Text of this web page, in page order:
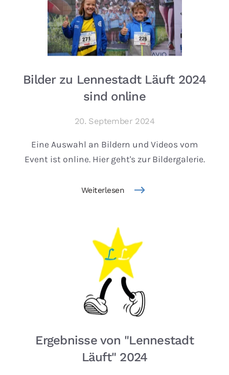
Bilder zu Lennestadt Läuft 2024
sind online
20. September 2024
Eine Auswahl an Bildern und Videos vom
Event ist online. Hier geht's zur Bildergalerie.
Weiterlesen
Ergebnisse von "Lennestadt
Läuft" 2024